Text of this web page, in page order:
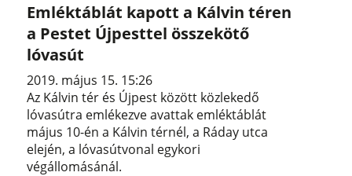
Emléktáblát kapott a Kálvin téren
a Pestet Újpesttel összekötő
lóvasút
2019. május 15. 15:26
Az Kálvin tér és Újpest között közlekedő
lóvasútra emlékezve avattak emléktáblát
május 10-én a Kálvin térnél, a Ráday utca
elején, a lóvasútvonal egykori
végállomásánál.